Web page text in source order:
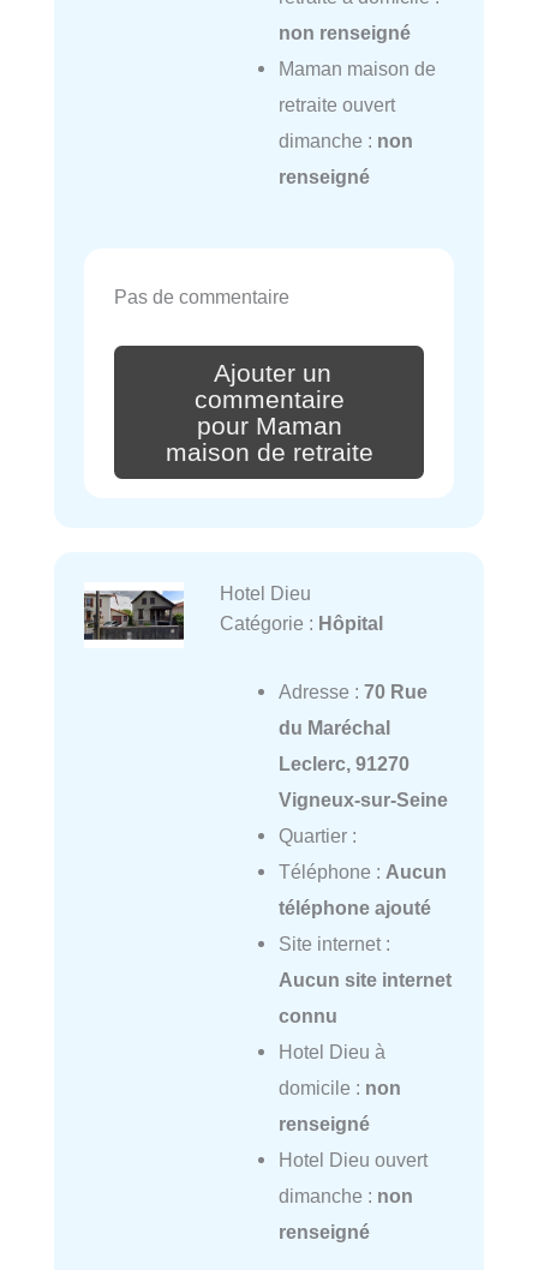
non renseigné
Maman maison de
retraite ouvert
dimanche : non
renseigné
Pas de commentaire
Ajouter un
commentaire
pour Maman
maison de retraite
Hotel Dieu
Catégorie : Hôpital
Adresse : 70 Rue
du Maréchal
Leclerc, 91270
Vigneux-sur-Seine
Quartier :
Téléphone : Aucun
téléphone ajouté
Site internet :
Aucun site internet
connu
Hotel Dieu à
domicile : non
renseigné
Hotel Dieu ouvert
dimanche : non
renseigné